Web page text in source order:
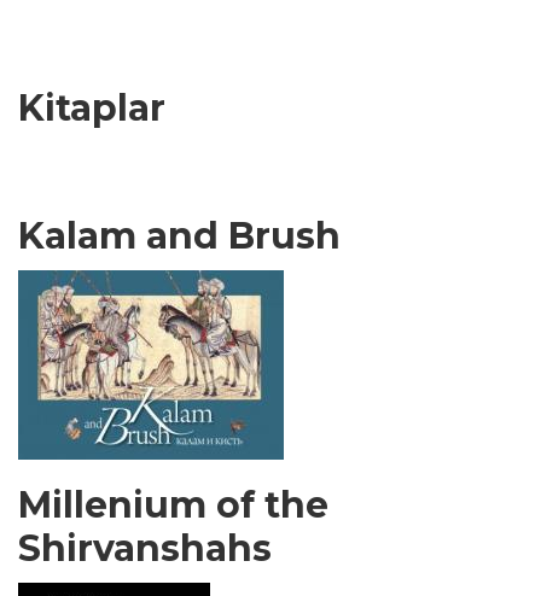
Kitaplar
Kalam and Brush
Millenium of the
Shirvanshahs